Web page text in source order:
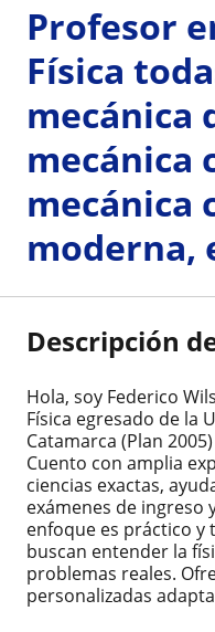
Profesor
Física
mecánica
mecánica
mecánica
moderna,
Descripción
Hola, soy Federico
Física egresado de la
Catamarca (Plan
Cuento con amplia
ciencias exactas,
exámenes de ingreso
enfoque es práctico y
buscan entender la
problemas reales.
personalizadas